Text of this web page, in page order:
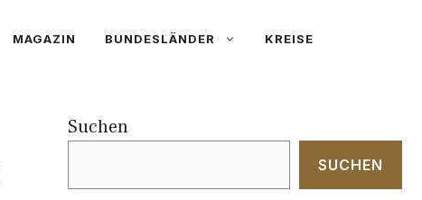
MAGAZIN BUNDESLÄNDER KREISE
Suchen
SUCHEN